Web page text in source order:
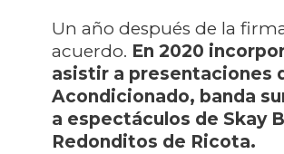
Un año después de la
acuerdo. En 2020
asistir a presentaciones
Acondicionado, banda
a espectáculos de Skay
Redonditos de Ricota.